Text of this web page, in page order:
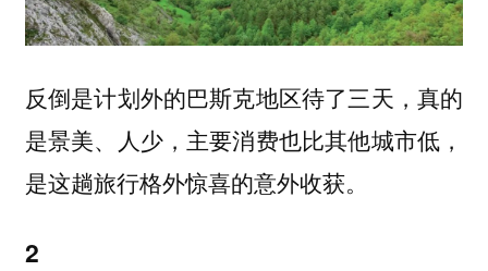
反倒是计划外的巴斯克地区待了三天，真的
是景美、人少，主要消费也比其他城市低，
是这趟旅行格外惊喜的意外收获。
2